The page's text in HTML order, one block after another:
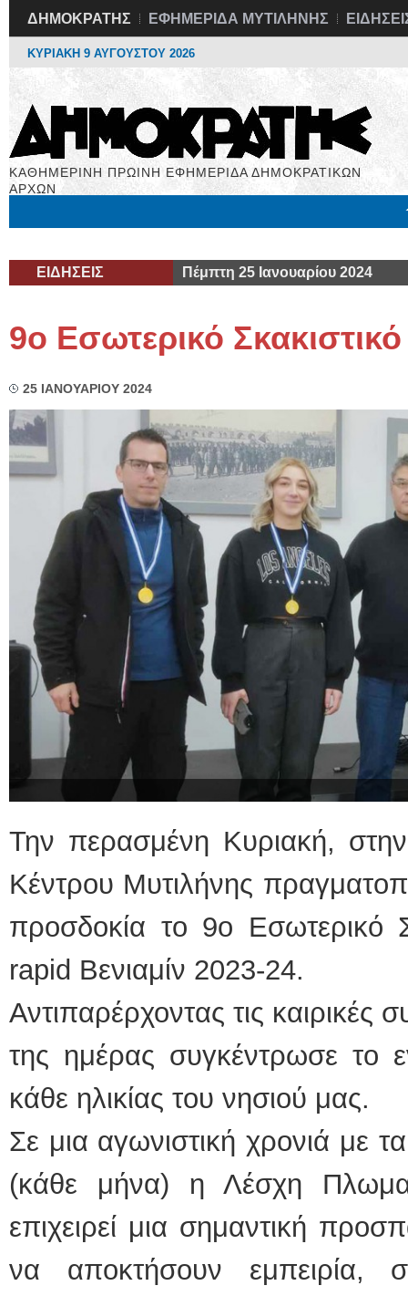
ΔΗΜΟΚΡΑΤΗΣ ΕΦΗΜΕΡΙΔΑ ΜΥΤΙΛΗΝΗΣ
ΚΥΡΙΑΚΗ 9 ΑΥΓΟΥΣΤΟΥ 2026
ΚΑΘΗΜΕΡΙΝΗ ΠΡΩΙΝΗ ΕΦΗΜΕΡΙΔΑ ΔΗΜΟΚΡΑΤΙΚΩΝ
ΑΡΧΩΝ
ΕΙΔΗΣΕΙΣ Πέμπτη 25 Ιανουαρίου 2024
9o Εσωτερικό
25 ΙΑΝΟΥΑΡΙΟΥ 2024
Την περασμένη Κυριακή, στην
Κέντρου Μυτιλήνης
προσδοκία το 9ο Εσωτερικό
rapid Βενιαμίν 2023-24.
Αντιπαρέρχοντας τις καιρικές
της ημέρας συγκέντρωσε το
κάθε ηλικίας του νησιού μας.
Σε μια αγωνιστική χρονιά με
(κάθε μήνα) η Λέσχη
επιχειρεί μια σημαντική
να αποκτήσουν εμπειρία,